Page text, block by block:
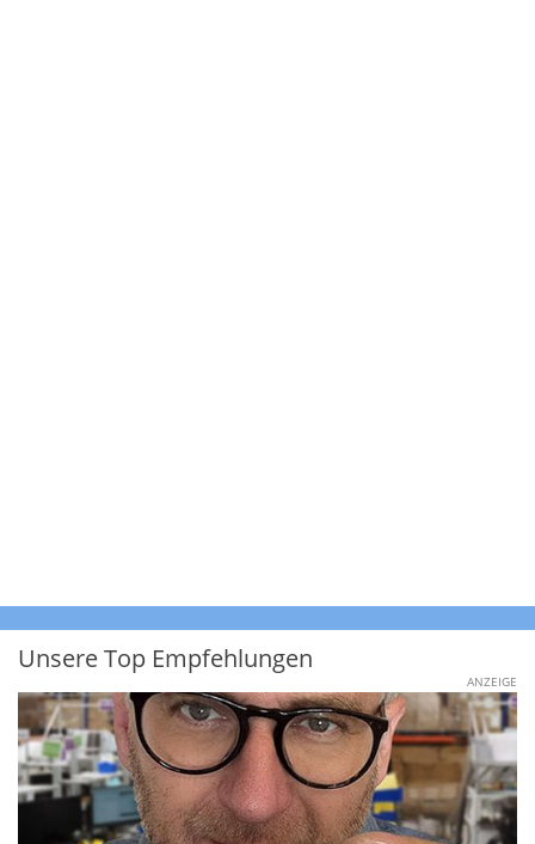
Unsere Top Empfehlungen
ANZEIGE